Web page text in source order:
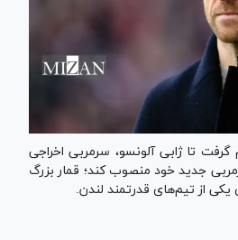
تا ژابی آلونسو، سرمربی اخراجی
جدید خود منصوب کند؛ قمار بزرگ
یکی از تیم‌های قدرتمند لندن.